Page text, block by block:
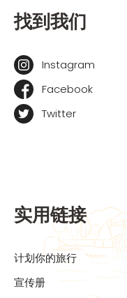
找到我们
Instagram
Facebook
Twitter
实用链接
计划你的旅行
宣传册